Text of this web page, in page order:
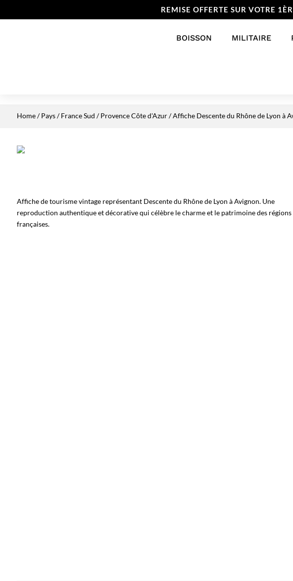
REMISE OFFERTE SUR VOTRE
BOISSON MILITAIRE
Home/Pays/France Sud /Provence Côte d'Azur/ Affiche Descente du Rhône de Lyon à
Affiche de tourisme vintage représentant Descente du Rhône de Lyon à Avignon. Une
reproduction authentique et décorative qui célèbre le charme et le patrimoine des régions
françaises.